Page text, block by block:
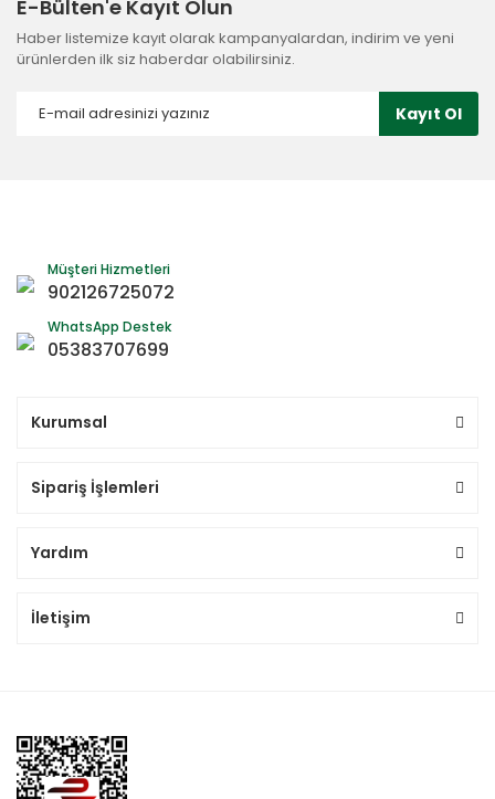
E-Bülten'e Kayıt Olun
Haber listemize kayıt olarak kampanyalardan, indirim ve yeni
ürünlerden ilk siz haberdar olabilirsiniz.
Kayıt Ol
Müşteri Hizmetleri
902126725072
WhatsApp Destek
05383707699
Kurumsal
Sipariş İşlemleri
Yardım
İletişim